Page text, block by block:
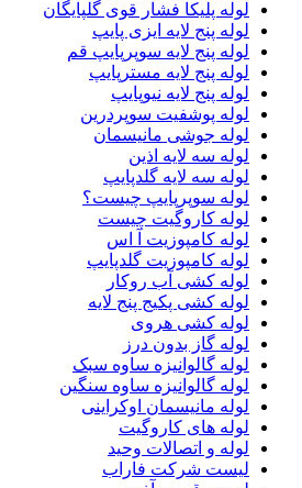
لوله پلیکا فشار قوی گلپایگان
لوله پنج لایه ایزی پایپ
لوله پنج لایه سوپرپایپ قم
لوله پنج لایه مسترپایپ
لوله پنج لایه نیوپایپ
لوله پوشفیت سوپردرین
لوله جوشی مانیسمان
لوله سه لایه اذین
لوله سه لایه گلدپایپ
لوله سوپرپایپ چیست؟
لوله کاروگیت چیست
لوله کامپوزیت آ اس
لوله کامپوزیت گلدپایپ
لوله کشی آب روکار
لوله کشی پکیج پنج لایه
لوله کشی هروی
لوله گاز بدون درز
لوله گالوانیزه ساوه سبک
لوله گالوانیزه ساوه سنگین
لوله مانیسمان اوکراینی
لوله های کاروگیت
لوله و اتصالات وحید
لیست شرکت فاراب